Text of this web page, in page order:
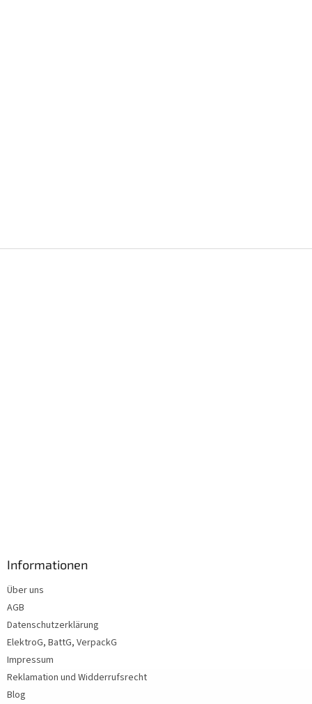
Informationen
Über uns
AGB
Datenschutzerklärung
ElektroG, BattG, VerpackG
Impressum
Reklamation und Widderrufsrecht
Blog